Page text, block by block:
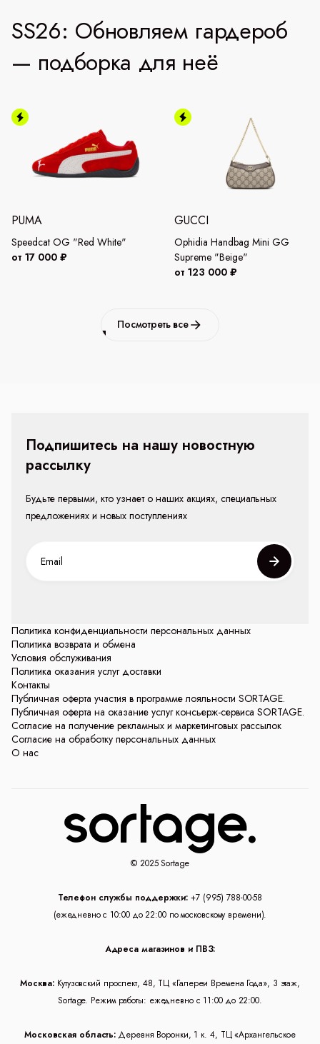
SS26: Обновляем гардероб
— подборка для неё
PUMA
Speedcat OG "Red White"
от 17 000 ₽
GUCCI
Ophidia Handbag Mini GG
Supreme "Beige"
от 123 000 ₽
Посмотреть все
Политика конфиденциальности персональных данных
Политика возврата и обмена
Условия обслуживания
Политика оказания услуг доставки
Контакты
Публичная оферта участия в программе лояльности SORTAGE.
Публичная оферта на оказание услуг консьерж-сервиса SORTAGE.
Согласие на получение рекламных и маркетинговых рассылок
Согласие на обработку персональных данных
О нас
Подпишитесь на нашу новостную
рассылку
Будьте первыми, кто узнает о наших акциях, специальных
предложениях и новых поступлениях
© 2025 Sortage
Телефон службы поддержки: +7 (995) 788-00-58
(ежедневно с 10:00 до 22:00 по московскому времени).
Адреса магазинов и ПВЗ:
Москва: Кутузовский проспект, 48, ТЦ «Галереи Времена Года», 3 этаж,
Sortage. Режим работы: ежедневно с 11:00 до 22:00.
Московская область: Деревня Воронки, 1 к. 4, ТЦ «Архангельское